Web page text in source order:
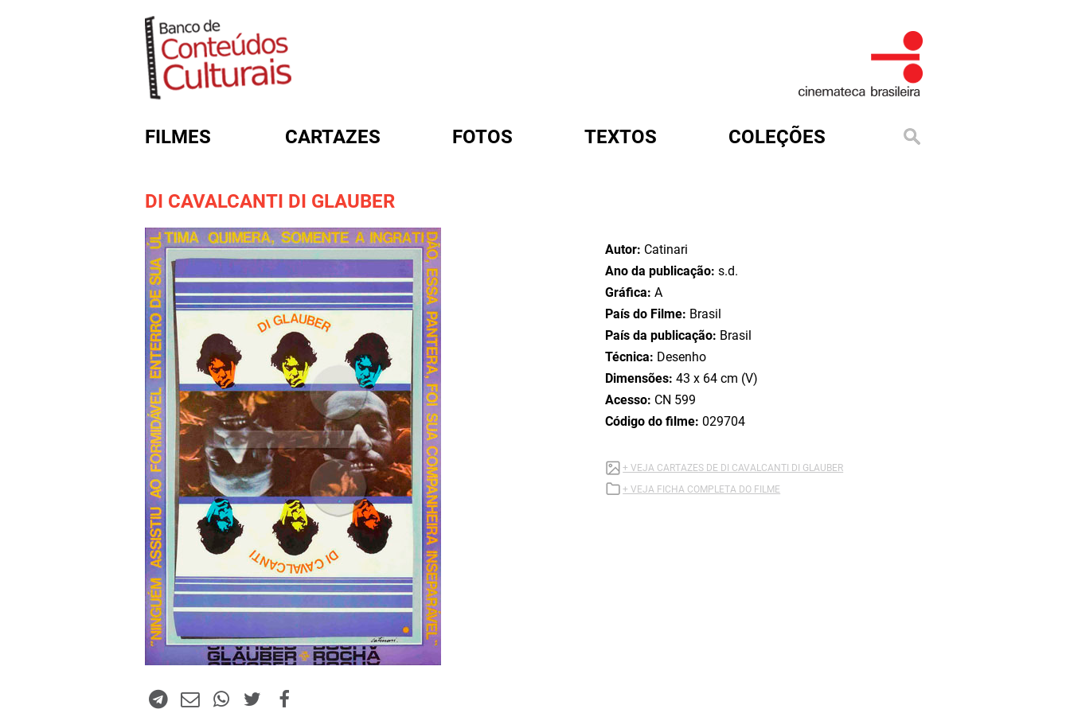
FILMES CARTAZES FOTOS TEXTOS COLEÇÕES
DI CAVALCANTI DI GLAUBER
Autor: Catinari
Ano da publicação:s.d.
Gráfica:A
País do Filme: Brasil
País da publicação: Brasil
Técnica: Desenho
Dimensões:43 x 64 cm (V)
Acesso: CN 599
Código do filme:029704
+ VEJA CARTAZES DE DI CAVALCANTI DI GLAUBER
+ VEJA FICHA COMPLETA DO FILME